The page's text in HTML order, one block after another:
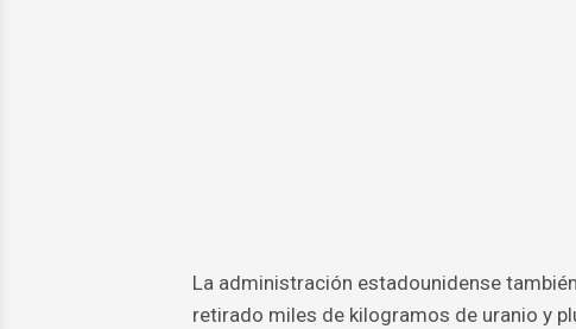
La administración estadounidense
retirado miles de kilogramos de uranio y